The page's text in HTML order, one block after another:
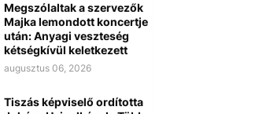
Megszólaltak a szervezők
Majka lemondott koncertje
után: Anyagi veszteség
kétségkívül keletkezett
augusztus 06, 2026
Tiszás képviselő ordította